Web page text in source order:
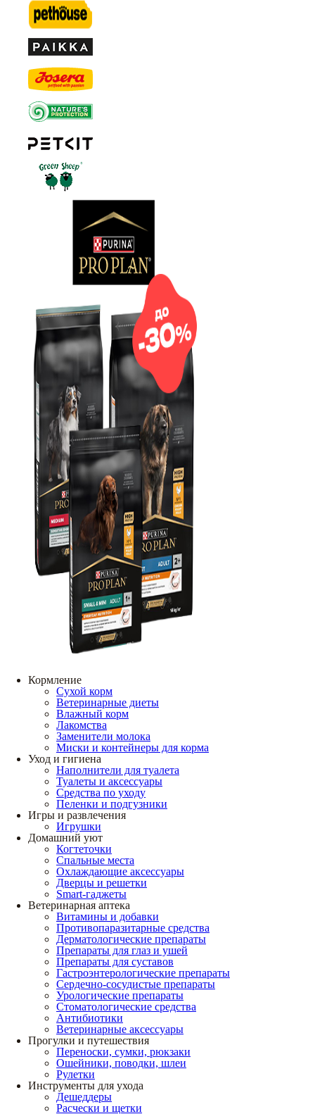
Кормление
Сухой корм
Ветеринарные диеты
Влажный корм
Лакомства
Заменители молока
Миски и контейнеры для корма
Уход и гигиена
Наполнители для туалета
Туалеты и аксессуары
Средства по уходу
Пеленки и подгузники
Игры и развлечения
Игрушки
Домашний уют
Когтеточки
Спальные места
Охлаждающие аксессуары
Дверцы и решетки
Smart-гаджеты
Ветеринарная аптека
Витамины и добавки
Противопаразитарные средства
Дерматологические препараты
Препараты для глаз и ушей
Препараты для суставов
Гастроэнтерологические препараты
Сердечно-сосудистые препараты
Урологические препараты
Стоматологические средства
Антибиотики
Ветеринарные аксессуары
Прогулки и путешествия
Переноски, сумки, рюкзаки
Ошейники, поводки, шлеи
Рулетки
Инструменты для ухода
Дешеддеры
Расчески и щетки